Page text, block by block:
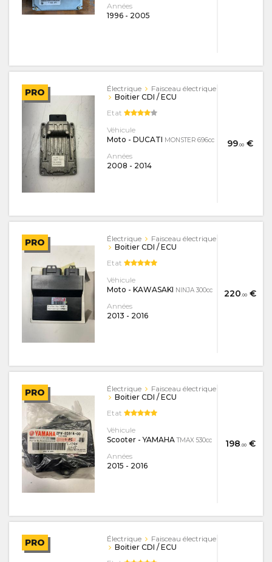
Années
1996 - 2005
PRO
99.00 €
Électrique
Faisceau électrique
Boitier CDI / ECU
Etat
Véhicule
Moto - DUCATI MONSTER 696cc
Années
2008 - 2014
PRO
220.00 €
Électrique
Faisceau électrique
Boitier CDI / ECU
Etat
Véhicule
Moto - KAWASAKI NINJA 300cc
Années
2013 - 2016
PRO
198.00€
Électrique
Faisceau électrique
Boitier CDI / ECU
Etat
Véhicule
Scooter - YAMAHATMAX 530cc
Années
2015 - 2016
PRO Électrique
Faisceau électrique
Boitier CDI / ECU